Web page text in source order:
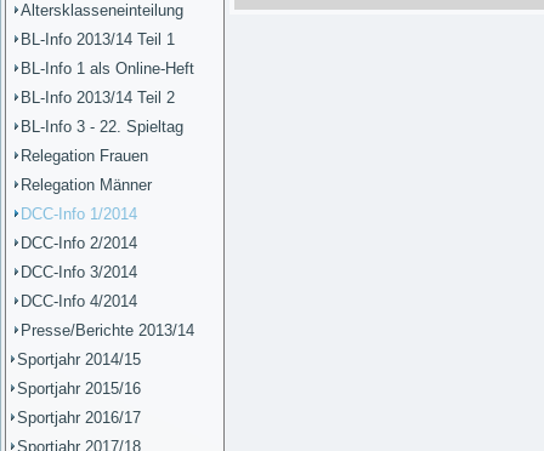
Altersklasseneinteilung
BL-Info 2013/14 Teil 1
BL-Info 1 als Online-Heft
BL-Info 2013/14 Teil 2
BL-Info 3 - 22. Spieltag
Relegation Frauen
Relegation Männer
DCC-Info 1/2014
DCC-Info 2/2014
DCC-Info 3/2014
DCC-Info 4/2014
Presse/Berichte 2013/14
Sportjahr 2014/15
Sportjahr 2015/16
Sportjahr 2016/17
Sportjahr 2017/18